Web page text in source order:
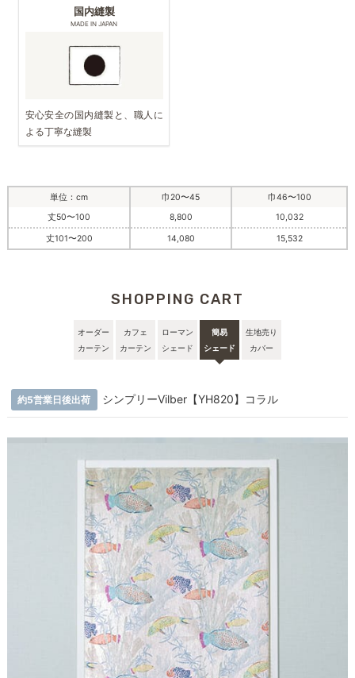
国内縫製
MADE IN JAPAN
安心安全の国内縫製と、職人に
よる丁寧な縫製
単位：cm 巾20〜45
巾46〜100
丈50〜100
8,800 10,032
丈101〜200 14,080 15,532
SHOPPING CART
オーダー
カーテン
カフェ
カーテン
ローマン
シェード
簡易
シェード
生地売り
カバー
約5営業日後出荷 シンプリーVilber【YH820】コラル